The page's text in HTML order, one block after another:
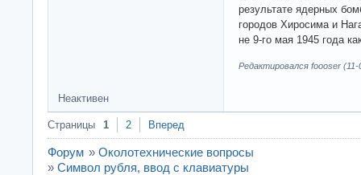
результате ядерных
городов Хиросима и
не 9-го мая 1945 года
Редактировался foooser (11-
Неактивен
Страницы 1 2 Вперед
Форум » Околотехнические вопросы
» Символ рубля, ввод с клавиатуры